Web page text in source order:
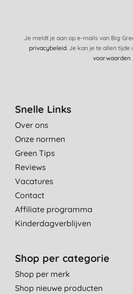
Je meldt je aan op e-mails van Big
privacybeleid. Je kan je te allen tijde
voorwaarden.
Snelle Links
Over ons
Onze normen
Green Tips
Reviews
Vacatures
Contact
Affiliate programma
Kinderdagverblijven
Shop per categorie
Shop per merk
Shop nieuwe producten